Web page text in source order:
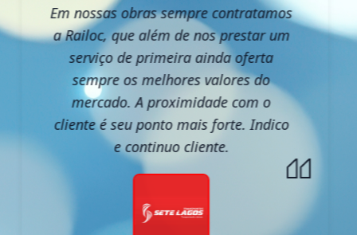
Em nossas obras sempre contratamos
a Railoc, que além de nos prestar um
serviço de primeira ainda oferta
sempre os melhores valores do
mercado. A proximidade com o
cliente é seu ponto mais forte. Indico
e continuo cliente.